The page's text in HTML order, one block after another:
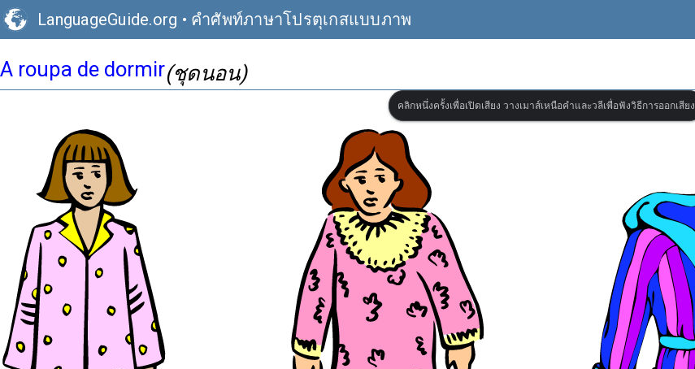
LanguageGuide.org • คำศัพท์ภาษาโปรตุเกสแบบภาพ
A roupa de dormir(ชุดนอน)
คลิกหนึ่งครั้งเพื่อเปิดเสียง วางเมาส์เหนือคำและวลีเพื่อฟังวิธีการออกเสียง